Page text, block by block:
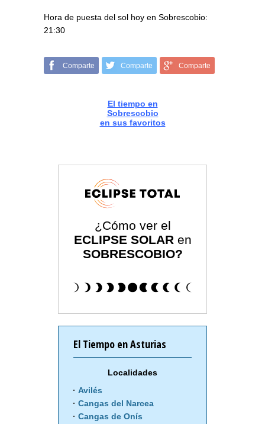
Hora de puesta del sol hoy en Sobrescobio:
21:30
Comparte Comparte Comparte
El tiempo en
Sobrescobio
en sus favoritos
¿Cómo ver el
ECLIPSE SOLAR en
SOBRESCOBIO?
El Tiempo en Asturias
Localidades
Avilés
Cangas del Narcea
Cangas de Onís